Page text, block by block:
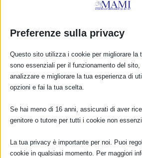
Preferenze sulla privacy
Questo sito utilizza i cookie per migliorare la
sono essenziali per il funzionamento del
analizzare e migliorare la tua esperienza di
opzioni e fai la tua scelta.
Se hai meno di 16 anni, assicurati di aver
genitore o tutore per tutti i cookie non
La tua privacy è importante per noi. Puoi
cookie in qualsiasi momento. Per maggiori